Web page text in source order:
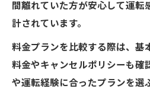
間離れていた方が安心して運転
計されています。
料金プランを比較する際は、基
料金やキャンセルポリシーも確
や運転経験に合ったプランを選